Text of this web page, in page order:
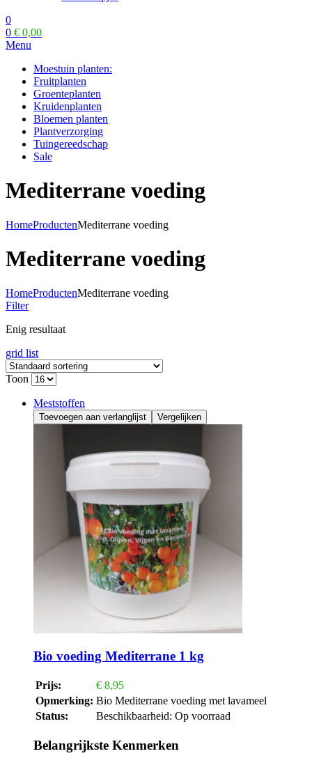
0
0 € 0,00
Menu
Moestuin planten:
Fruitplanten
Groenteplanten
Kruidenplanten
Bloemen planten
Plantverzorging
Tuingereedschap
Sale
Mediterrane voeding
HomeProductenMediterrane voeding
Mediterrane voeding
HomeProductenMediterrane voeding
Filter
Enig resultaat
grid list
Toon
Meststoffen
Toevoegen aan verlanglijst Vergelijken
Bio voeding Mediterrane 1 kg
Prijs: € 8,95
Opmerking: Bio Mediterrane voeding met lavameel
Status:
Beschikbaarheid: Op voorraad
Belangrijkste Kenmerken